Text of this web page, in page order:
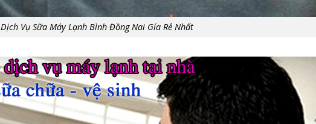
Dịch Vụ Sữa Máy Lạnh Bình Đồng Nai Gía Rẻ Nhất